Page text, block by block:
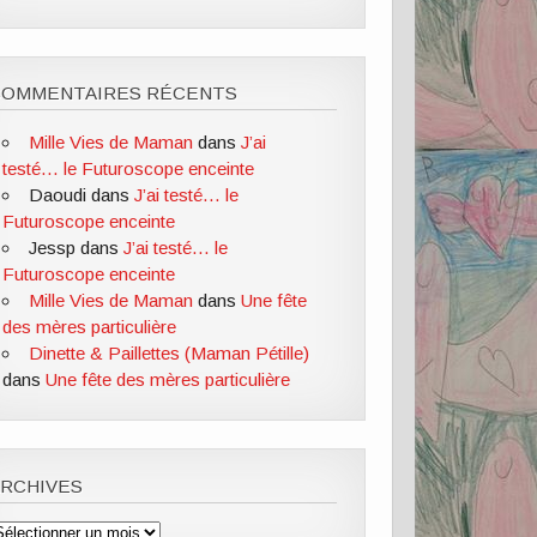
RÉCENTS
Mille Vies de Mamandans J’ai
testé… le Futuroscope enceinte
Daoudidans J’ai testé… le
Futuroscope enceinte
Jessp dans J’ai testé… le
Futuroscope enceinte
Mille Vies de Mamandans Une fête
des mères particulière
Dinette & Paillettes (Maman Pétille)
dansUne fête des mères particulière